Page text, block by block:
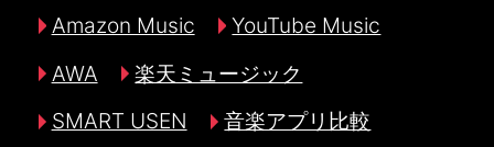
Amazon Music
YouTube Music
AWA
楽天ミュージック
SMART USEN
音楽アプリ比較